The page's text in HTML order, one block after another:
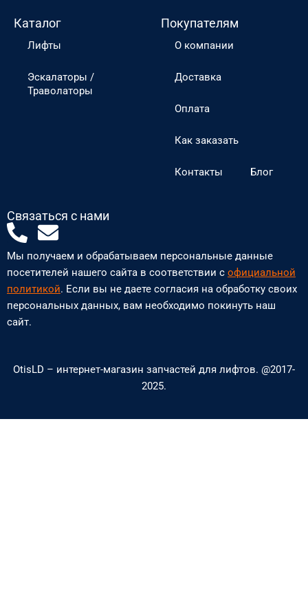
Каталог
Лифты
Эскалаторы /
Траволаторы
Покупателям
О компании
Доставка
Оплата
Как заказать
Контакты Блог
Связаться с нами
P
h
o
n
e
l
E
n
v
e
l
e
Мы получаем и обрабатываем персональные данные
посетителей нашего сайта в соответствии с официальной
политикой. Если вы не даете согласия на обработку своих
персональных данных, вам необходимо покинуть наш
сайт.
OtisLD – интернет-магазин запчастей для лифтов. @2017-
2025.